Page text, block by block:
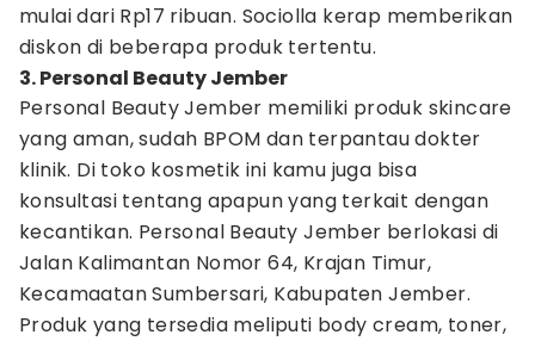
mulai dari Rp17 ribuan. Sociolla kerap memberikan
diskon di beberapa produk tertentu.
3. Personal Beauty Jember
Personal Beauty Jember memiliki produk skincare
yang aman, sudah BPOM dan terpantau dokter
klinik. Di toko kosmetik ini kamu juga bisa
konsultasi tentang apapun yang terkait dengan
kecantikan. Personal Beauty Jember berlokasi di
Jalan Kalimantan Nomor 64, Krajan Timur,
Kecamaatan Sumbersari, Kabupaten Jember.
Produk yang tersedia meliputi body cream, toner,